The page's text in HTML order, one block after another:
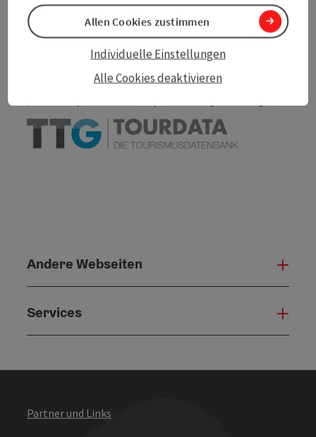
zum Merkzettel
PDF erstellen
In der Nähe
Andere Webseiten
Services
Partner und Links
Alle Cookies deaktivieren
Individuelle Einstellungen
Allen Cookies zustimmen